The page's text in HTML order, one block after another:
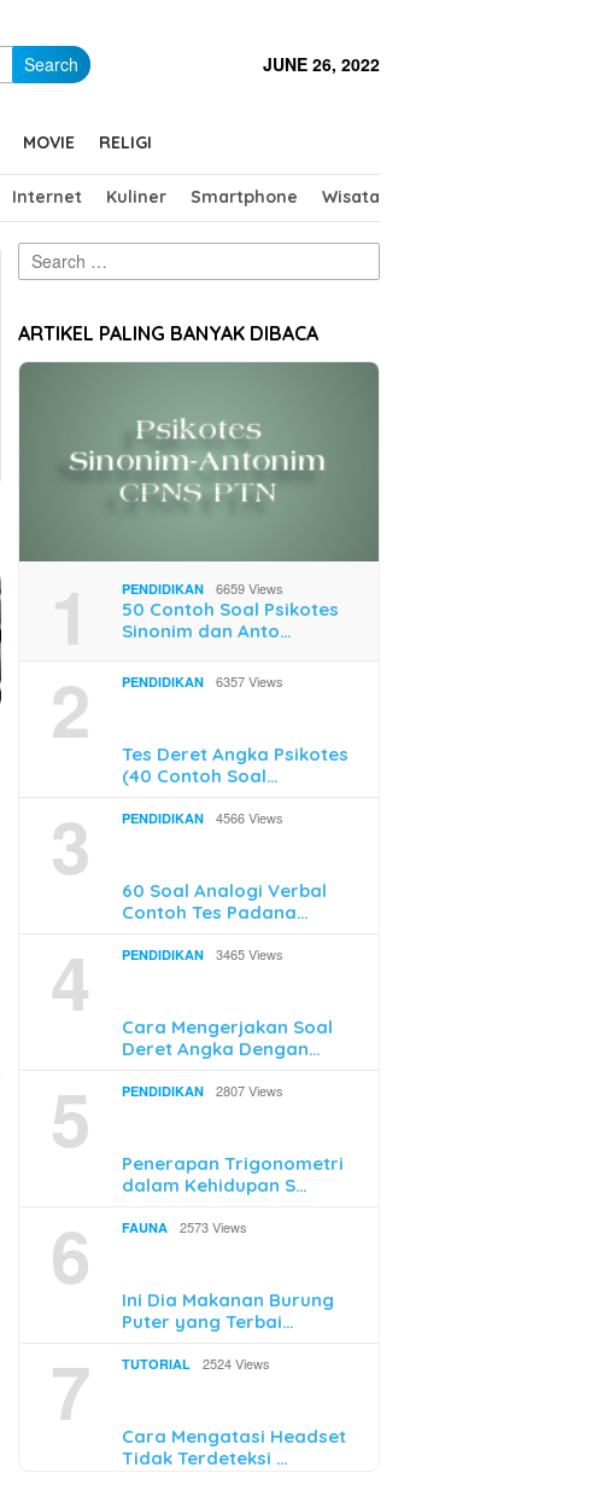
Search JUNE 26, 2022
MOVIE RELIGI
Internet Kuliner Smartphone Wisata
Cara Mengikuti Pelatihan
Prakerja di Skill Academy
Online Pakai QRIS
Search
for:
ARTIKEL PALING BANYAK DIBACA
1 PENDIDIKAN 6659 Views
50 Contoh Soal Psikotes
Sinonim dan Anto…
2 PENDIDIKAN 6357 Views
Tes Deret Angka Psikotes
(40 Contoh Soal…
3 PENDIDIKAN 4566 Views
60 Soal Analogi Verbal
Contoh Tes Padana…
4 PENDIDIKAN 3465 Views
Cara Mengerjakan Soal
Deret Angka Dengan…
5 PENDIDIKAN 2807 Views
Penerapan Trigonometri
dalam Kehidupan S…
6 FAUNA 2573 Views
Ini Dia Makanan Burung
Puter yang Terbai…
7 TUTORIAL 2524 Views
Cara Mengatasi Headset
Tidak Terdeteksi …